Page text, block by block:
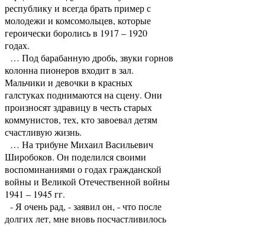
республику и всегда брать пример с
молодежи и комсомольцев, которые
героически боролись в 1917 – 1920
годах.
… Под барабанную дробь, звуки горнов
колонна пионеров входит в зал.
Мальчики и девочки в красных
галстуках поднимаются на сцену. Они
произносят здравицу в честь старых
коммунистов, тех, кто завоевал детям
счастливую жизнь.
… На трибуне Михаил Васильевич
Широбоков. Он поделился своими
воспоминаниями о годах гражданской
войны и Великой Отечественной войны
1941 – 1945 гг.
- Я очень рад, - заявил он, - что после
долгих лет, мне вновь посчастливилось